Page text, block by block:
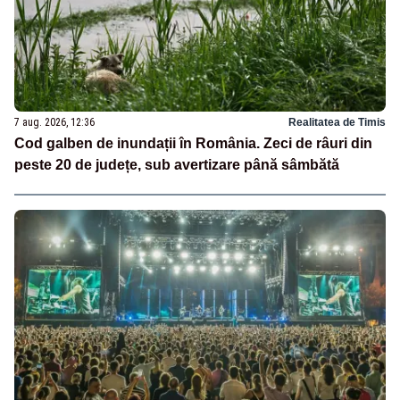
7 aug. 2026, 12:36 Realitatea de Timis
Cod galben de inundații în România. Zeci de râuri din
peste 20 de județe, sub avertizare până sâmbătă